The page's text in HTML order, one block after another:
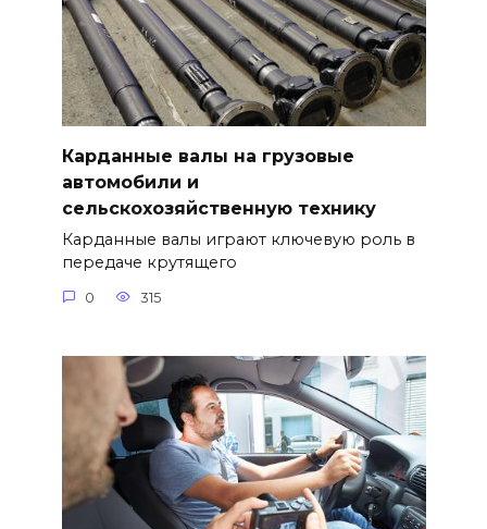
Карданные валы на грузовые
автомобили и
сельскохозяйственную технику
Карданные валы играют ключевую роль в
передаче крутящего
0 315